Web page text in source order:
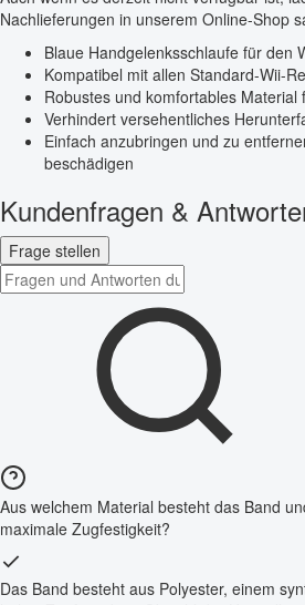
Nachlieferungen in unserem Online-Shop
Blaue Handgelenksschlaufe für den
Kompatibel mit allen Standard-Wii-
Robustes und komfortables Material
Verhindert versehentliches
Einfach anzubringen und zu
beschädigen
Kundenfragen &
Frage stellen
Aus welchem Material besteht das Band
maximale Zugfestigkeit?
Das Band besteht aus Polyester, einem